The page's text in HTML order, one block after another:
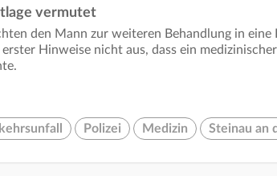
vermutet
den Mann zur weiteren Behandlung in
Hinweise nicht aus, dass ein
Polizei Medizin Steinau an